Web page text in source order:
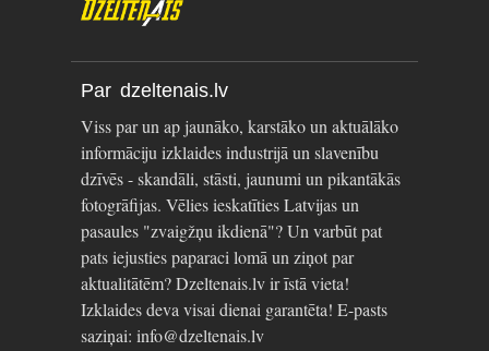
Par dzeltenais.lv
Viss par un ap jaunāko, karstāko un aktuālāko
informāciju izklaides industrijā un slavenību
dzīvēs - skandāli, stāsti, jaunumi un pikantākās
fotogrāfijas. Vēlies ieskatīties Latvijas un
pasaules "zvaigžņu ikdienā"? Un varbūt pat
pats iejusties paparaci lomā un ziņot par
aktualitātēm? Dzeltenais.lv ir īstā vieta!
Izklaides deva visai dienai garantēta! E-pasts
saziņai: info@dzeltenais.lv